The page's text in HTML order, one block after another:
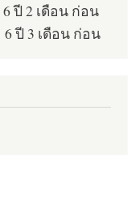
6 ปี 2 เดือน ก่อน
6 ปี 3 เดือน ก่อน